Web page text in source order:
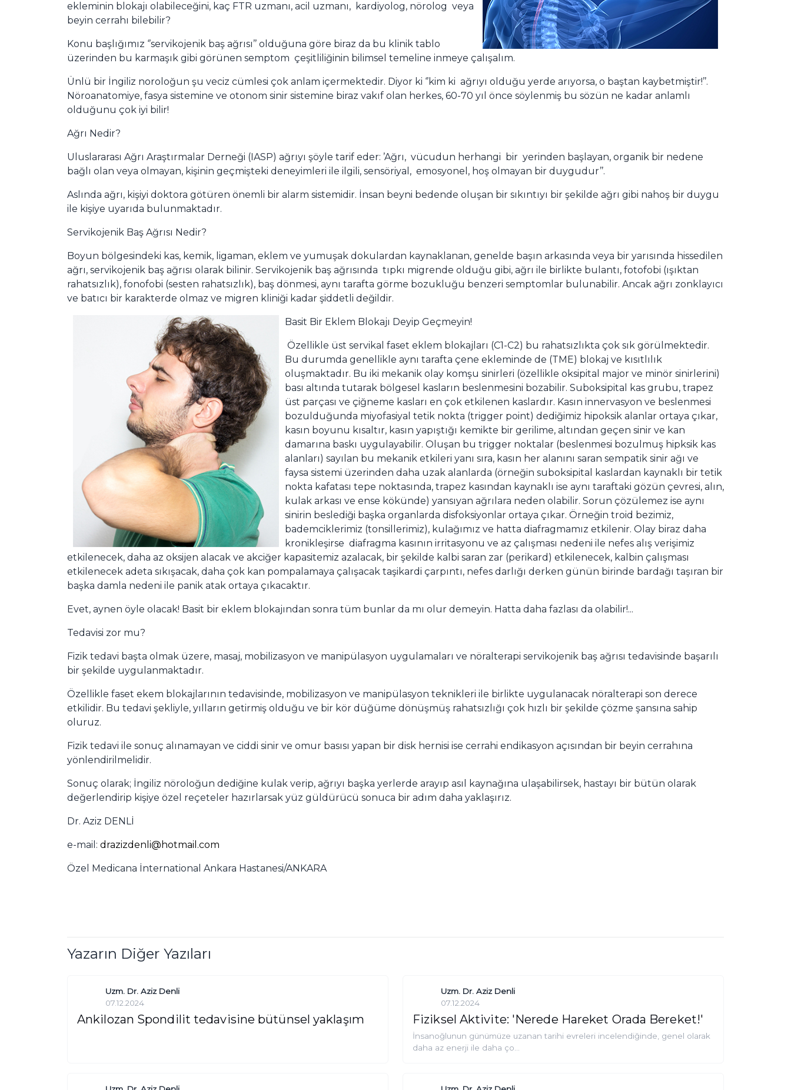
ekleminin blokajı olabileceğini, kaç FTR uzmanı, acil uzmanı, kardiyolog, nörolog veya
beyin cerrahı bilebilir?
Konu başlığımız ‘’servikojenik baş ağrısı’’ olduğuna göre biraz da bu klinik tablo
üzerinden bu karmaşık gibi görünen semptom çeşitliliğinin bilimsel temeline inmeye çalışalım.
Ünlü bir İngiliz noroloğun şu veciz cümlesi çok anlam içermektedir. Diyor ki ‘’kim ki ağrıyı olduğu yerde arıyorsa, o baştan kaybetmiştir!’’.
Nöroanatomiye, fasya sistemine ve otonom sinir sistemine biraz vakıf olan herkes, 60-70 yıl önce söylenmiş bu sözün ne kadar anlamlı
olduğunu çok iyi bilir!
Ağrı Nedir?
Uluslararası Ağrı Araştırmalar Derneği (IASP) ağrıyı şöyle tarif eder: ’Ağrı, vücudun herhangi bir yerinden başlayan, organik bir nedene
bağlı olan veya olmayan, kişinin geçmişteki deneyimleri ile ilgili, sensöriyal, emosyonel, hoş olmayan bir duygudur’’.
Aslında ağrı, kişiyi doktora götüren önemli bir alarm sistemidir. İnsan beyni bedende oluşan bir sıkıntıyı bir şekilde ağrı gibi nahoş bir duygu
ile kişiye uyarıda bulunmaktadır.
Servikojenik Baş Ağrısı Nedir?
Boyun bölgesindeki kas, kemik, ligaman, eklem ve yumuşak dokulardan kaynaklanan, genelde başın arkasında veya bir yarısında hissedilen
ağrı, servikojenik baş ağrısı olarak bilinir. Servikojenik baş ağrısında tıpkı migrende olduğu gibi, ağrı ile birlikte bulantı, fotofobi (ışıktan
rahatsızlık), fonofobi (sesten rahatsızlık), baş dönmesi, aynı tarafta görme bozukluğu benzeri semptomlar bulunabilir. Ancak ağrı zonklayıcı
ve batıcı bir karakterde olmaz ve migren kliniği kadar şiddetli değildir.
Basit Bir Eklem Blokajı Deyip Geçmeyin!
Özellikle üst servikal faset eklem blokajları (C1-C2) bu rahatsızlıkta çok sık görülmektedir.
Bu durumda genellikle aynı tarafta çene ekleminde de (TME) blokaj ve kısıtlılık
oluşmaktadır. Bu iki mekanik olay komşu sinirleri (özellikle oksipital major ve minör sinirlerini)
bası altında tutarak bölgesel kasların beslenmesini bozabilir. Suboksipital kas grubu, trapez
üst parçası ve çiğneme kasları en çok etkilenen kaslardır. Kasın innervasyon ve beslenmesi
bozulduğunda miyofasiyal tetik nokta (trigger point) dediğimiz hipoksik alanlar ortaya çıkar,
kasın boyunu kısaltır, kasın yapıştığı kemikte bir gerilime, altından geçen sinir ve kan
damarına baskı uygulayabilir. Oluşan bu trigger noktalar (beslenmesi bozulmuş hipksik kas
alanları) sayılan bu mekanik etkileri yanı sıra, kasın her alanını saran sempatik sinir ağı ve
faysa sistemi üzerinden daha uzak alanlarda (örneğin suboksipital kaslardan kaynaklı bir tetik
nokta kafatası tepe noktasında, trapez kasından kaynaklı ise aynı taraftaki gözün çevresi, alın,
kulak arkası ve ense kökünde) yansıyan ağrılara neden olabilir. Sorun çözülemez ise aynı
sinirin beslediği başka organlarda disfoksiyonlar ortaya çıkar. Örneğin troid bezimiz,
bademciklerimiz (tonsillerimiz), kulağımız ve hatta diafragmamız etkilenir. Olay biraz daha
kronikleşirse diafragma kasının irritasyonu ve az çalışması nedeni ile nefes alış verişimiz
etkilenecek, daha az oksijen alacak ve akciğer kapasitemiz azalacak, bir şekilde kalbi saran zar (perikard) etkilenecek, kalbin çalışması
etkilenecek adeta sıkışacak, daha çok kan pompalamaya çalışacak taşikardi çarpıntı, nefes darlığı derken günün birinde bardağı taşıran bir
başka damla nedeni ile panik atak ortaya çıkacaktır.
Evet, aynen öyle olacak! Basit bir eklem blokajından sonra tüm bunlar da mı olur demeyin. Hatta daha fazlası da olabilir!...
Tedavisi zor mu?
Fizik tedavi başta olmak üzere, masaj, mobilizasyon ve manipülasyon uygulamaları ve nöralterapi servikojenik baş ağrısı tedavisinde başarılı
bir şekilde uygulanmaktadır.
Özellikle faset ekem blokajlarının tedavisinde, mobilizasyon ve manipülasyon teknikleri ile birlikte uygulanacak nöralterapi son derece
etkilidir. Bu tedavi şekliyle, yılların getirmiş olduğu ve bir kör düğüme dönüşmüş rahatsızlığı çok hızlı bir şekilde çözme şansına sahip
oluruz.
Fizik tedavi ile sonuç alınamayan ve ciddi sinir ve omur basısı yapan bir disk hernisi ise cerrahi endikasyon açısından bir beyin cerrahına
yönlendirilmelidir.
Sonuç olarak; İngiliz nöroloğun dediğine kulak verip, ağrıyı başka yerlerde arayıp asıl kaynağına ulaşabilirsek, hastayı bir bütün olarak
değerlendirip kişiye özel reçeteler hazırlarsak yüz güldürücü sonuca bir adım daha yaklaşırız.
Dr. Aziz DENLİ
e-mail: drazizdenli@hotmail.com
Özel Medicana İnternational Ankara Hastanesi/ANKARA
Yazarın Diğer Yazıları
Uzm. Dr. Aziz Denli
07.12.2024
Ankilozan Spondilit tedavisine bütünsel yaklaşım
Uzm. Dr. Aziz Denli
07.12.2024
Fiziksel Aktivite: 'Nerede Hareket Orada Bereket!'
İnsanoğlunun günümüze uzanan tarihi evreleri incelendiğinde, genel olarak
daha az enerji ile daha ço...